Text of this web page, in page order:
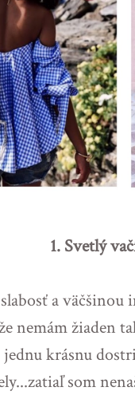
1. Svetlý
a
nemám žiaden
krásnu
som